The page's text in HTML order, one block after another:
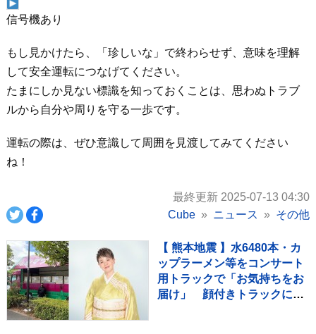
信号機あり
もし見かけたら、「珍しいな」で終わらせず、意味を理解
して安全運転につなげてください。
たまにしか見ない標識を知っておくことは、思わぬトラブ
ルから自分や周りを守る一歩です。
運転の際は、ぜひ意識して周囲を見渡してみてください
ね！
最終更新 2025-07-13 04:30
Cube
ニュース その他
【 熊本地震 】水6480本・カ
ップラーメン等をコンサート
用トラックで「お気持ちをお
届け」 顔付きトラックにた